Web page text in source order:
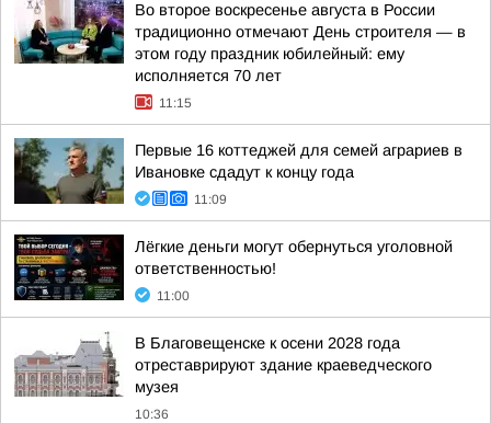
Во второе воскресенье августа в России
традиционно отмечают День строителя — в
этом году праздник юбилейный: ему
исполняется 70 лет
11:15
Первые 16 коттеджей для семей аграриев в
Ивановке сдадут к концу года
11:09
Лёгкие деньги могут обернуться уголовной
ответственностью!
11:00
В Благовещенске к осени 2028 года
отреставрируют здание краеведческого
музея
10:36